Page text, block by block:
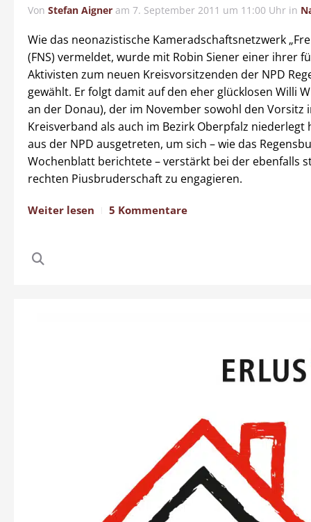
Von Stefan Aigner am 7. September 2011 um 11:00 Uhr in
Wie das neonazistische Kameradschaftsnetzwerk
(FNS) vermeldet, wurde mit Robin Siener einer ihrer
Aktivisten zum neuen Kreisvorsitzenden der NPD
gewählt. Er folgt damit auf den eher glücklosen Willi
an der Donau), der im November sowohl den Vorsitz
Kreisverband als auch im Bezirk Oberpfalz niederlegt
aus der NPD ausgetreten, um sich – wie das
Wochenblatt berichtete – verstärkt bei der ebenfalls
rechten Piusbruderschaft zu engagieren.
Weiter lesen 5 Kommentare